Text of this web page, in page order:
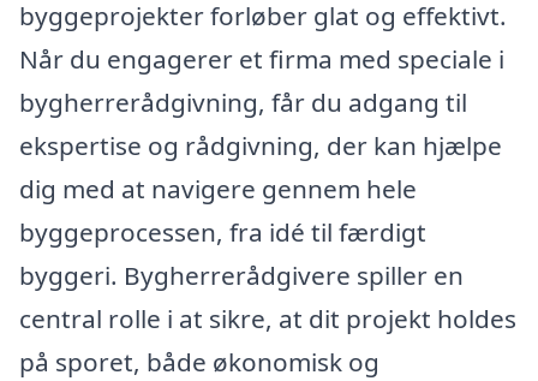
byggeprojekter forløber glat og effektivt.
Når du engagerer et firma med speciale i
bygherrerådgivning, får du adgang til
ekspertise og rådgivning, der kan hjælpe
dig med at navigere gennem hele
byggeprocessen, fra idé til færdigt
byggeri. Bygherrerådgivere spiller en
central rolle i at sikre, at dit projekt holdes
på sporet, både økonomisk og